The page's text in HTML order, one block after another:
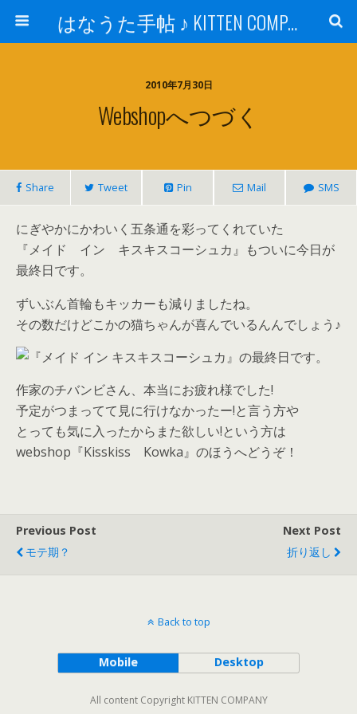
はなうた手帖 ♪ KITTEN COMPANY
2010年7月30日
Webshopへつづく
Share Tweet Pin Mail SMS
にぎやかにかわいく五条通を彩ってくれていた
『メイド イン キスキスコーシュカ』もついに今日が
最終日です。
ずいぶん首輪もキッカーも減りましたね。
その数だけどこかの猫ちゃんが喜んでいるんんでしょう♪
作家のチバンビさん、本当にお疲れ様でした!
予定がつまってて見に行けなかったー!と言う方や
とっても気に入ったからまた欲しい!という方は
webshop『Kisskiss Kowka』のほうへどうぞ！
Previous Post
モテ期？
Next Post
折り返し
Back to top
Mobile Desktop
All content Copyright KITTEN COMPANY